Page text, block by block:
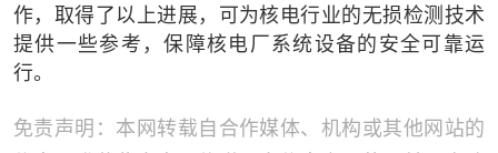
作，取得了以上进展，可为核电行业的无损检测技术
提供一些参考，保障核电厂系统设备的安全可靠运
行。
免责声明：本网转载自合作媒体、机构或其他网站的